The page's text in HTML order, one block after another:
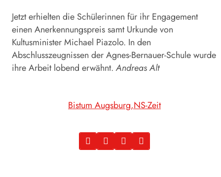
Jetzt erhielten die Schülerinnen für ihr Engagement
einen Anerkennungspreis samt Urkunde von
Kultusminister Michael Piazolo. In den
Abschlusszeugnissen der Agnes-Bernauer-Schule wurde
ihre Arbeit lobend erwähnt.Andreas Alt
Bistum Augsburg NS-Zeit